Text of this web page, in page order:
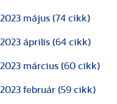
2023 május (74 cikk)
2023 április (64 cikk)
2023 március (60 cikk)
2023 február (59 cikk)